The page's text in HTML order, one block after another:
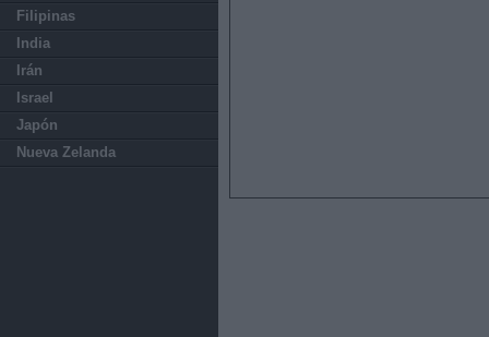
Filipinas
India
Irán
Israel
Japón
Nueva Zelanda